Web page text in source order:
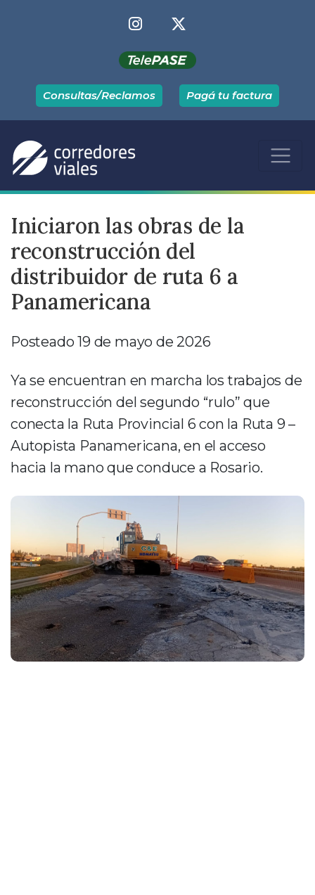
Consultas/Reclamos Pagá tu factura
Iniciaron las obras de la
reconstrucción del
distribuidor de ruta 6 a
Panamericana
Posteado 19 de mayo de 2026
Ya se encuentran en marcha los trabajos de
reconstrucción del segundo “rulo” que
conecta la Ruta Provincial 6 con la Ruta 9 –
Autopista Panamericana, en el acceso
hacia la mano que conduce a Rosario.